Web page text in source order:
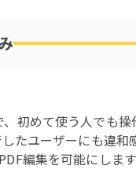
初めて使う人でも操
たユーザーにも違
編集を可能にします